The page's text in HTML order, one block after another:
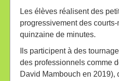
Les élèves réalisent des
progressivement des courts-
quinzaine de minutes.
Ils participent à des
des professionnels comme
David Mambouch en 2019),